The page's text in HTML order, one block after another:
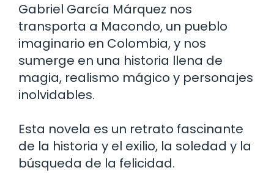
Gabriel García Márquez nos
transporta a Macondo, un pueblo
imaginario en Colombia, y nos
sumerge en una historia llena de
magia, realismo mágico y personajes
inolvidables.
Esta novela es un retrato fascinante
de la historia y el exilio, la soledad y la
búsqueda de la felicidad.